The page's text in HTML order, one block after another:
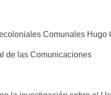
Comunales Hugo
de las Comunicaciones